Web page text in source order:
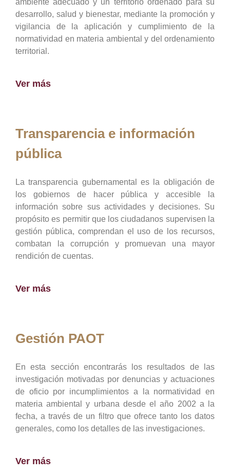
ambiente adecuado y un territorio ordenado para su
desarrollo, salud y bienestar, mediante la promoción y
vigilancia de la aplicación y cumplimiento de la
normatividad en materia ambiental y del ordenamiento
territorial.
Ver más
Transparencia e información
pública
La transparencia gubernamental es la obligación de
los gobiernos de hacer pública y accesible la
información sobre sus actividades y decisiones. Su
propósito es permitir que los ciudadanos supervisen la
gestión pública, comprendan el uso de los recursos,
combatan la corrupción y promuevan una mayor
rendición de cuentas.
Ver más
Gestión PAOT
En esta sección encontrarás los resultados de las
investigación motivadas por denuncias y actuaciones
de oficio por incumplimientos a la normatividad en
materia ambiental y urbana desde el año 2002 a la
fecha, a través de un filtro que ofrece tanto los datos
generales, como los detalles de las investigaciones.
Ver más